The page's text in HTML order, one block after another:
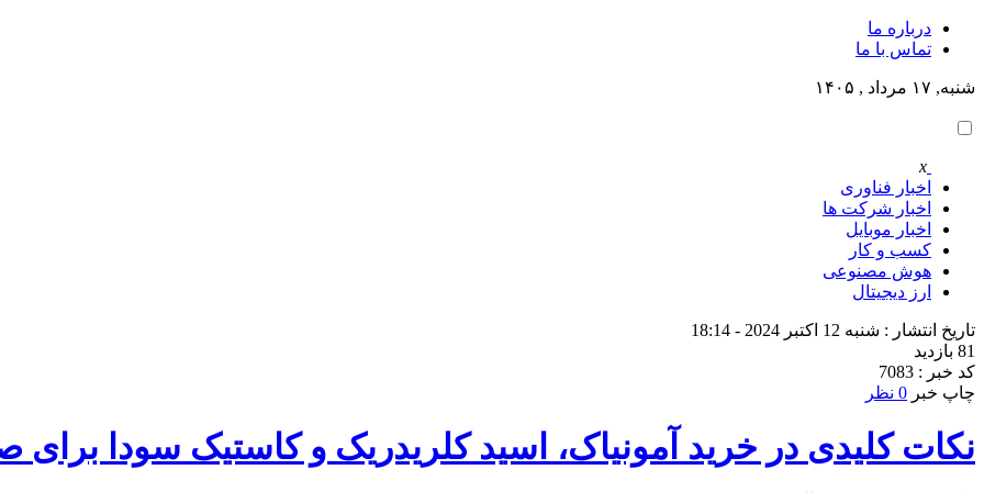
درباره ما
تماس با ما
شنبه, ۱۷ مرداد , ۱۴۰۵
x
اخبار فناوری
اخبار شرکت ها
اخبار موبایل
کسب و کار
هوش مصنوعی
ارز دیجیتال
تاریخ انتشار : شنبه 12 اکتبر 2024 - 18:14
81 بازدید
کد خبر : 7083
چاپ خبر 0 نظر
نکات کلیدی در خرید آمونیاک، اسید کلریدریک و کاستیک سودا برای